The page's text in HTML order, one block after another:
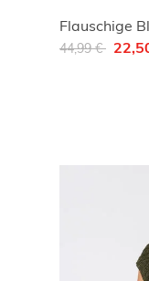
Flauschige
Reduziert von
44,99 €auf